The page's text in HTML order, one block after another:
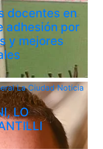
docentes en
adhesión por
y mejores
La CiudadNoticia
LO